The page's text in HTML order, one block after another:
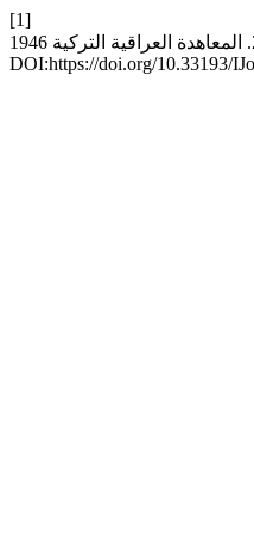
[1]
DOI:https://doi.org/10.33193/